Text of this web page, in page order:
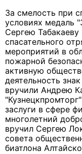
За смелость при
условиях медаль
Сергею
спасательного
мероприятий в
пожарной
активную
деятельность
вручили Андрею
заслуги в сфере
многолетний
вручил Сергею
совета
биатлона